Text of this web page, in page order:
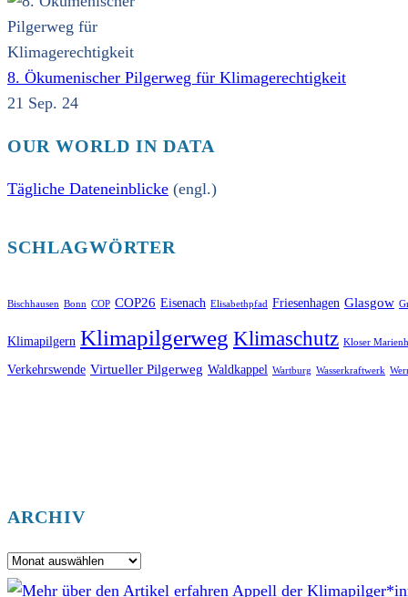
8. Ökumenischer Pilgerweg für Klimagerechtigkeit
21 Sep. 24
OUR WORLD IN DATA
Tägliche Dateneinblicke (engl.)
SCHLAGWÖRTER
Bischhausen Bonn COP COP26 Eisenach Elisabethpfad Friesenhagen Glasgow
Klimapilgern Klimapilgerweg Klimaschutz Kloser
Verkehrswende Virtueller Pilgerweg Waldkappel Wartburg Wasserkraftwerk
ARCHIV
Archiv